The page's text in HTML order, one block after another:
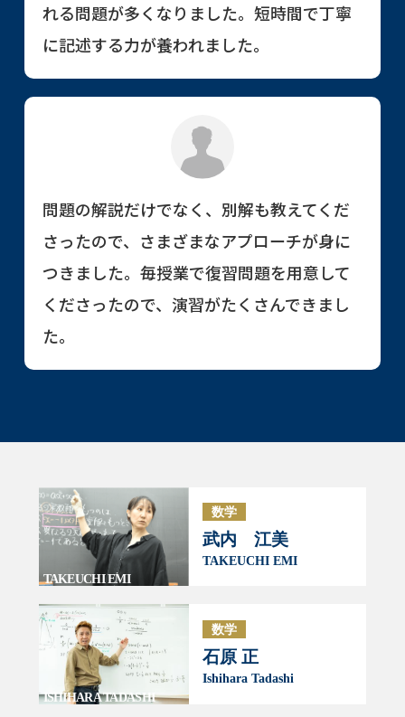
れる問題が多くなりました。短時間で丁寧
に記述する力が養われました。
問題の解説だけでなく、別解も教えてくだ
さったので、さまざまなアプローチが身に
つきました。毎授業で復習問題を用意して
くださったので、演習がたくさんできまし
た。
TAKEUCHI EMI
数学
武内 江美
TAKEUCHI EMI
ISHIHARA TADASHI
数学
石原 正
Ishihara Tadashi